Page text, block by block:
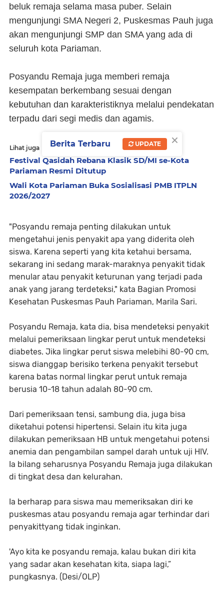
beluk remaja selama masa puber. Selain
mengunjungi SMA Negeri 2, Puskesmas Pauh juga
akan mengunjungi SMP dan SMA yang ada di
seluruh kota Pariaman.
Posyandu Remaja juga memberi remaja
kesempatan berkembang sesuai dengan
kebutuhan dan karakteristiknya melalui pendekatan
terpadu dari segi medis dan agamis.
Lihat juga
Festival Qasidah Rebana Klasik SD/MI se-Kota
Pariaman Resmi Ditutup
Wali Kota Pariaman Buka Sosialisasi PMB ITPLN
2026/2027
"Posyandu remaja penting dilakukan untuk
mengetahui jenis penyakit apa yang diderita oleh
siswa. Karena seperti yang kita ketahui bersama,
sekarang ini sedang marak-maraknya penyakit tidak
menular atau penyakit keturunan yang terjadi pada
anak yang jarang terdeteksi," kata Bagian Promosi
Kesehatan Puskesmas Pauh Pariaman, Marila Sari.
Posyandu Remaja, kata dia, bisa mendeteksi penyakit
melalui pemeriksaan lingkar perut untuk mendeteksi
diabetes. Jika lingkar perut siswa melebihi 80-90 cm,
siswa dianggap berisiko terkena penyakit tersebut
karena batas normal lingkar perut untuk remaja
berusia 10-18 tahun adalah 80-90 cm.
Dari pemeriksaan tensi, sambung dia, juga bisa
diketahui potensi hipertensi. Selain itu kita juga
dilakukan pemeriksaan HB untuk mengetahui potensi
anemia dan pengambilan sampel darah untuk uji HIV.
Ia bilang seharusnya Posyandu Remaja juga dilakukan
di tingkat desa dan kelurahan.
Ia berharap para siswa mau memeriksakan diri ke
puskesmas atau posyandu remaja agar terhindar dari
penyakittyang tidak inginkan.
'Ayo kita ke posyandu remaja, kalau bukan diri kita
yang sadar akan kesehatan kita, siapa lagi,”
pungkasnya. (Desi/OLP)
×
Berita Terbaru UPDATE